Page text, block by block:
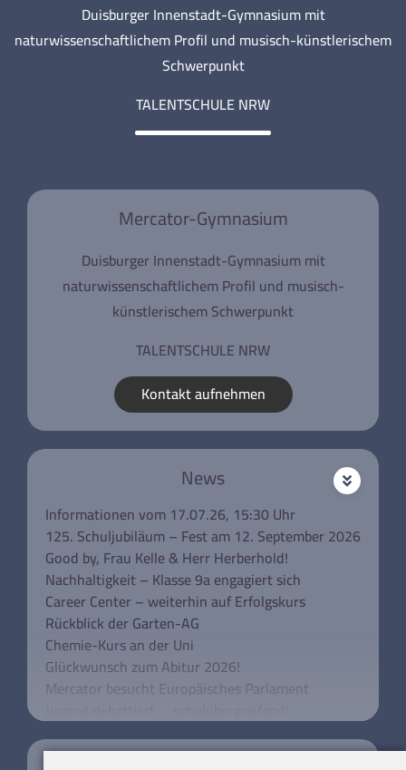
Duisburger Innenstadt-Gymnasium mit
naturwissenschaftlichem Profil und musisch-künstlerischem
Schwerpunkt
TALENTSCHULE NRW
Mercator-Gymnasium
Duisburger Innenstadt-Gymnasium mit
naturwissenschaftlichem Profil und musisch-
künstlerischem Schwerpunkt
TALENTSCHULE NRW
Kontakt aufnehmen
News
Informationen vom 17.07.26, 15:30 Uhr
125. Schuljubiläum – Fest am 12. September 2026
Good by, Frau Kelle & Herr Herberhold!
Nachhaltigkeit – Klasse 9a engagiert sich
Career Center – weiterhin auf Erfolgskurs
Rückblick der Garten-AG
Chemie-Kurs an der Uni
Glückwunsch zum Abitur 2026!
Mercator besucht Europäisches Parlament
Unsere Klassen 5 besuchen das Rathaus
Schulkonferenz aktuell